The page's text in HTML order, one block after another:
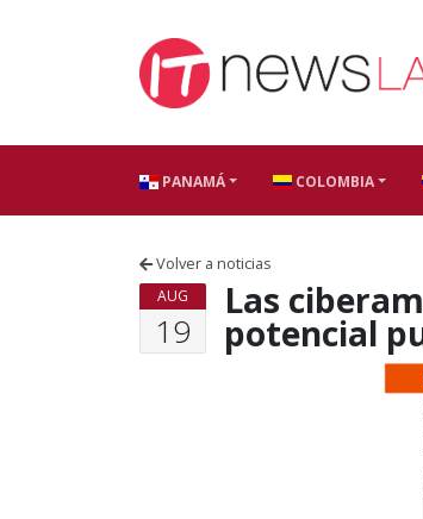
PANAMÁ COLOMBIA
Volver a noticias
AUG
19
Las
potencial